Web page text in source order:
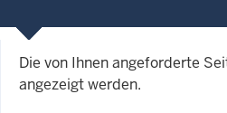
Die von Ihnen angeforderte
angezeigt werden.